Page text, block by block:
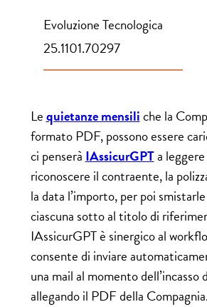
Evoluzione Tecnologica
25.1101.70297
Lequietanze mensiliche la
formato PDF, possono essere
ci penserà IAssicurGPTa leggere
riconoscere il contraente, la
la data l’importo, per poi
ciascuna sotto al titolo di
IAssicurGPT è sinergico al
consente di inviare
una mail al momento dell’incasso
allegando il PDF della Compagnia.